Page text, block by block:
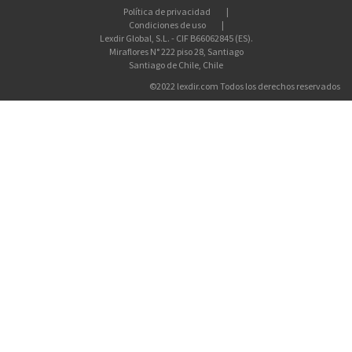
Política de privacidad
Condiciones de uso
Lexdir Global, S.L. - CIF B66062845 (ES).
Miraflores N° 222 piso 28, Santiago
Santiago de Chile, Chile
©2022 lexdir.com Todos los derechos reservados